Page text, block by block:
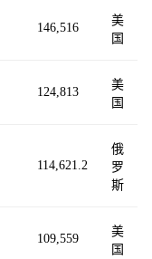
146,516
美
国
124,813
美
国
114,621.2
俄
罗
斯
109,559
美
国